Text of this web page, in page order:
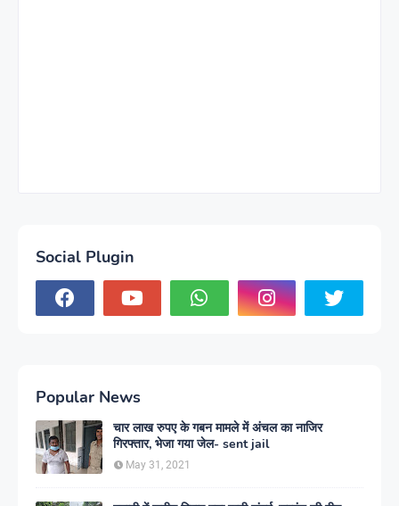
Social Plugin
Popular News
चार लाख रुपए के गबन मामले में अंचल का नाजिर
गिरफ्तार, भेजा गया जेल- sent jail
May 31, 2021